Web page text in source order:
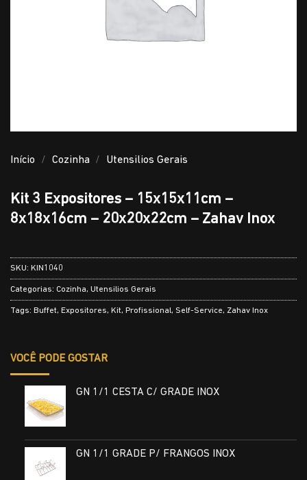
Início / Cozinha / Utensilios Gerais
Kit 3 Expositores – 15x15x11cm –
8x18x16cm – 20x20x22cm – Zahav Inox
SKU: KIN1040
Categorias: Cozinha, Utensilios Gerais
Tags: Buffet, Expositores, Kit, Profissional, Self-Service, Zahav Inox
VOCÊ PODE GOSTAR
GN 1/1 CESTA C/ GRADE INOX
GN 1/1 GRADE P/ FRANGOS INOX